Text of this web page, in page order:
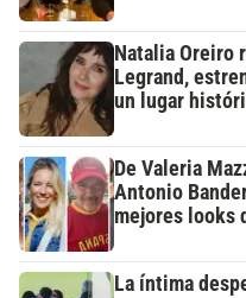
Natalia Oreiro
Legrand,
un lugar
De Valeria
Antonio
mejores looks
La íntima